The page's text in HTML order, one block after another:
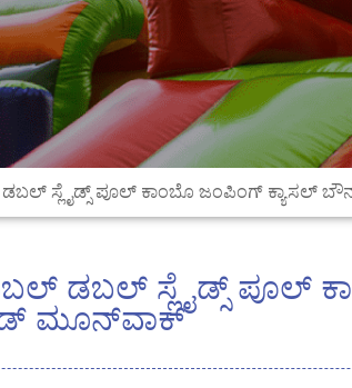
ಡಬಲ್ ಸ್ಲೈಡ್ಸ್ ಪೂಲ್ ಕಾಂಬೊ ಜಂಪಿಂಗ್
ಡಬಲ್ ಸ್ಲೈಡ್ಸ್ ಪೂಲ್
ಮೂನ್‌ವಾಕ್